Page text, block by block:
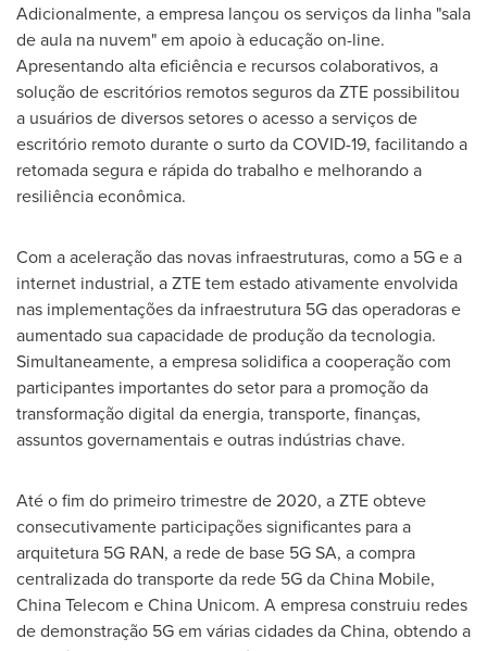
Adicionalmente, a empresa lançou os serviços da linha "sala
de aula na nuvem" em apoio à educação on-line.
Apresentando alta eficiência e recursos colaborativos, a
solução de escritórios remotos seguros da ZTE possibilitou
a usuários de diversos setores o acesso a serviços de
escritório remoto durante o surto da COVID-19, facilitando a
retomada segura e rápida do trabalho e melhorando a
resiliência econômica.
Com a aceleração das novas infraestruturas, como a 5G e a
internet industrial, a ZTE tem estado ativamente envolvida
nas implementações da infraestrutura 5G das operadoras e
aumentado sua capacidade de produção da tecnologia.
Simultaneamente, a empresa solidifica a cooperação com
participantes importantes do setor para a promoção da
transformação digital da energia, transporte, finanças,
assuntos governamentais e outras indústrias chave.
Até o fim do primeiro trimestre de 2020, a ZTE obteve
consecutivamente participações significantes para a
arquitetura 5G RAN, a rede de base 5G SA, a compra
centralizada do transporte da rede 5G da China Mobile,
China Telecom e China Unicom. A empresa construiu redes
de demonstração 5G em várias cidades daChina, obtendo a